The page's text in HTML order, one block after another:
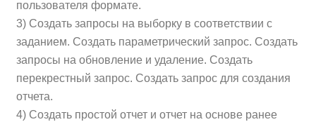
пользователя формате.
3) Создать запросы на выборку в соответствии с
заданием. Создать параметрический запрос. Создать
запросы на обновление и удаление. Создать
перекрестный запрос. Создать запрос для создания
отчета.
4) Создать простой отчет и отчет на основе ранее